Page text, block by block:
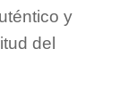
y
del